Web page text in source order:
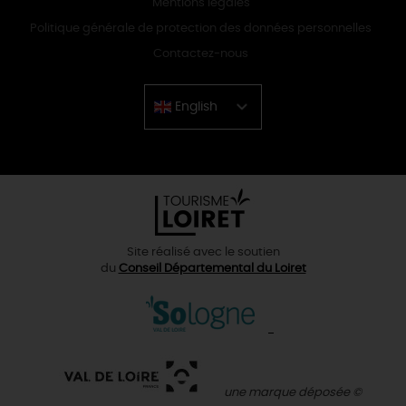
Mentions légales
Politique générale de protection des données personnelles
Contactez-nous
English
Chinese
Site réalisé avec le soutien
du Conseil Départemental du Loiret
une marque déposée ©